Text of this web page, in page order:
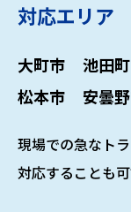
対応エリア
大町市 池田町
松本市
安曇
現場での急なト
対応することも可